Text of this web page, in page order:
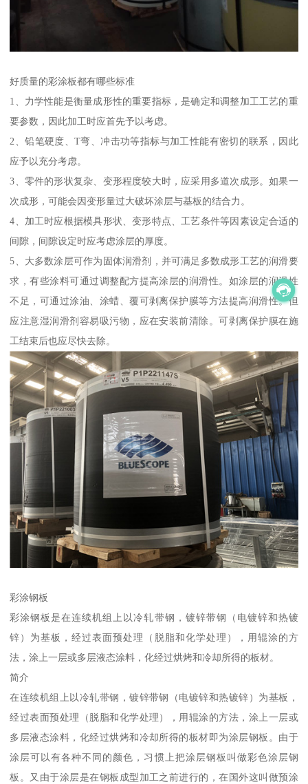
好质量的彩涂板都有哪些标准
1、力学性能是衡量成形性的重要指标，是确定和调整加工工艺的重
要参数，因此加工时应首先予以考虑。
2、铅笔硬度、T弯、冲击功等指标与加工性能有密切的联系，因此
应予以充分考虑。
3、零件的形状复杂、变形程度较大时，应采用多道次成形。如果一
次成形，可能会因变形量过大破坏涂层与基板的结合力。
4、加工时应根据模具形状、变形特点、工艺条件等因素设定合适的
间隙，间隙设定时应考虑涂层的厚度。
5、大多数涂层可作为固体润滑剂，并可满足多数成形工艺的润滑要
求，有些涂料可通过调整配方提高涂层的润滑性。如涂层的润滑性
不足，可通过涂油、涂蜡、覆可剥离保护膜等方法提高润滑性。但
应注意湿润滑剂容易吸污物，应在安装前清除。可剥离保护膜在施
工结束后也应尽快去除。
彩涂钢板
彩涂钢板是在连续机组上以冷轧带钢，镀锌带钢（电镀锌和热镀
锌）为基板，经过表面预处理（脱脂和化学处理），用辊涂的方
法，涂上一层或多层液态涂料，化经过烘烤和冷却所得的板材。
简介
在连续机组上以冷轧带钢，镀锌带钢（电镀锌和热镀锌）为基板，
经过表面预处理（脱脂和化学处理），用辊涂的方法，涂上一层或
多层液态涂料，化经过烘烤和冷却所得的板材即为涂层钢板。由于
涂层可以有各种不同的颜色，习惯上把涂层钢板叫做彩色涂层钢
板。又由于涂层是在钢板成型加工之前进行的，在国外这叫做预涂